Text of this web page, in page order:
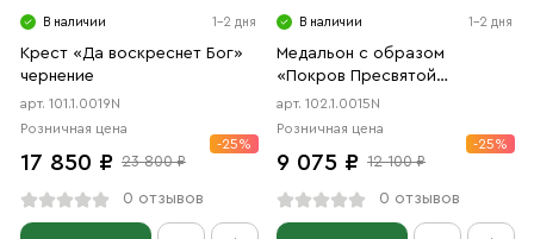
В наличии 1-2 дня
Крест «Да воскреснет Бог»
чернение
арт. 101.1.0019N
Розничная цена
17 850 ₽ 23 800 ₽
-25%
0 отзывов
В наличии 1-2 дня
Медальон с образом
«Покров Пресвятой
Богородицы» чернение
арт. 102.1.0015N
Розничная цена
9 075 ₽ 12 100 ₽
-25%
0 отзывов